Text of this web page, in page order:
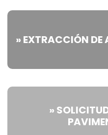
» EXTRACCIÓN DE
»